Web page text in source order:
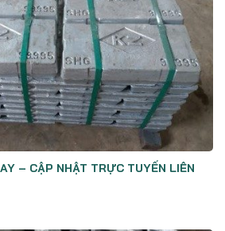
– CẬP NHẬT TRỰC TUYẾN LIÊN